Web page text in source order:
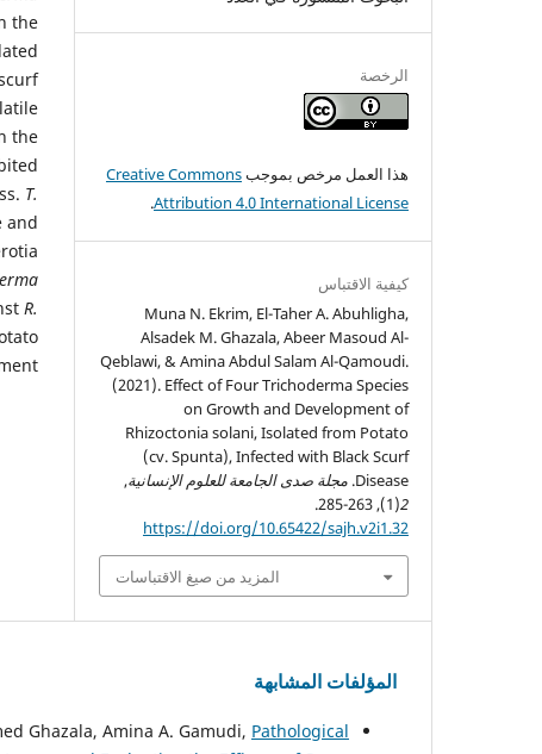
the
the
T.
and
R.
الرخصة
هذا العمل مرخص بموجبCreative Commons
Attribution 4.0 International License
.
كيفية الاقتباس
Muna N. Ekrim, El-Taher A. Abuhligha,
Alsadek M. Ghazala, Abeer Masoud Al-
Qeblawi, & Amina Abdul Salam Al-Qamoudi.
(2021). Effect of Four Trichoderma Species
on Growth and Development of
Rhizoctonia solani, Isolated from Potato
(cv. Spunta), Infected with Black Scurf
Disease. مجلة صدى الجامعة للعلوم الإنسانية,
2
(1), 263-285.
https://doi.org/10.65422/sajh.v2i1.32
المزيد من صيغ الاقتباسات
المؤلفات المشابهة
Ghazala, Amina A. Gamudi, Pathological